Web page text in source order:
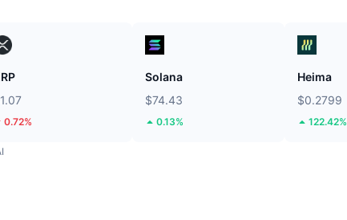
0.72%
Solana
$74.43
0.13%
Heima
$0.2799
122.42%